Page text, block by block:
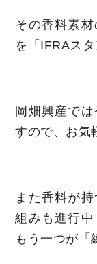
その香料素
を「IFRAス
岡畑興産で
すので、お気
また香料が
組みも進行
もう一つが「